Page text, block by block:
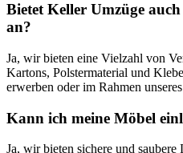
Bietet Keller Umzüge
an?
Ja, wir bieten eine Vielzahl von
Kartons, Polstermaterial und
erwerben oder im Rahmen
Kann ich meine Möbel
Ja, wir bieten sichere und